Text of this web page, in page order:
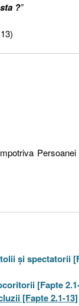
?”
şi spectatorii
[Fapte
[Fapte 2.1-13]